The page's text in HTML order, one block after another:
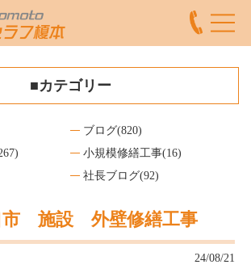
■カテゴリー
ブログ(820)
小規模修繕工事(16)
社長ブログ(92)
施設 外壁修繕工事
24/08/21